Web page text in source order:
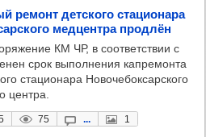
ремонт дет­ского ста­ци­онара
мед­цен­тра прод­лён
КМ ЧР, в соответствии с
срок выполнения капремонта
стационара Новочебоксарского
центра.
75 ... 1